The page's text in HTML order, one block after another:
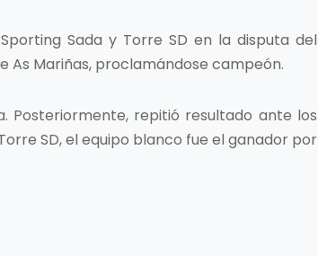
Sada y Torre SD en la disputa del
As Mariñas, proclamándose campeón.
Posteriormente, repitió resultado ante los
SD, el equipo blanco fue el ganador por